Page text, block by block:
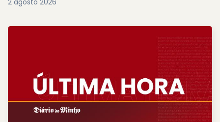
2 agosto 2026